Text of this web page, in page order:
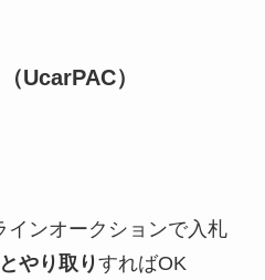
UcarPAC）
インオークションで入札
やり取りすればOK